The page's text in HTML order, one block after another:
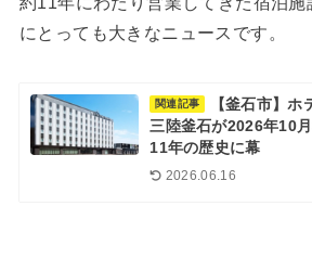
にとっても大きなニュースです。
関連記事
【釜石市】ホ
三陸釜石が2026年10
11年の歴史に幕
2026.06.16